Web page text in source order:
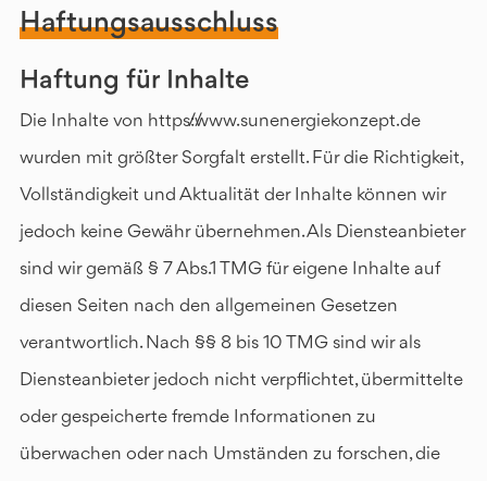
Haftungsausschluss
Haftung für Inhalte
Die Inhalte von https://www.sunenergiekonzept.de
wurden mit größter Sorgfalt erstellt. Für die Richtigkeit,
Vollständigkeit und Aktualität der Inhalte können wir
jedoch keine Gewähr übernehmen. Als Diensteanbieter
sind wir gemäß § 7 Abs.1 TMG für eigene Inhalte auf
diesen Seiten nach den allgemeinen Gesetzen
verantwortlich. Nach §§ 8 bis 10 TMG sind wir als
Diensteanbieter jedoch nicht verpflichtet, übermittelte
oder gespeicherte fremde Informationen zu
überwachen oder nach Umständen zu forschen, die